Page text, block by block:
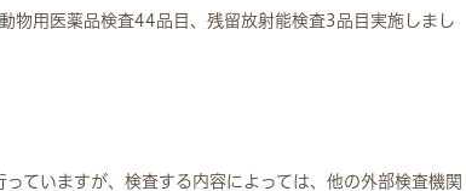
物用医薬品検査44品目、残留放射能検査3品目実施しまし
ていますが、検査する内容によっては、他の外部検査機関